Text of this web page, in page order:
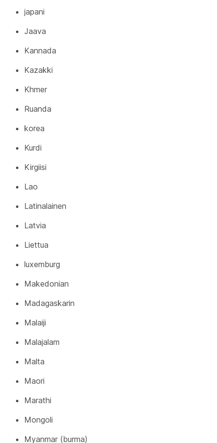
japani
Jaava
Kannada
Kazakki
Khmer
Ruanda
korea
Kurdi
Kirgiisi
Lao
Latinalainen
Latvia
Liettua
luxemburg
Makedonian
Madagaskarin
Malaiji
Malajalam
Malta
Maori
Marathi
Mongoli
Myanmar (burma)